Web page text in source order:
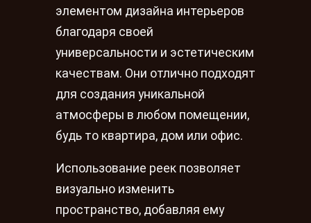
элементом дизайна интерьеров
благодаря своей
универсальности и эстетическим
качествам. Они отлично подходят
для создания уникальной
атмосферы в любом помещении,
будь то квартира, дом или офис.
Использование реек позволяет
визуально изменить
пространство, добавляя ему